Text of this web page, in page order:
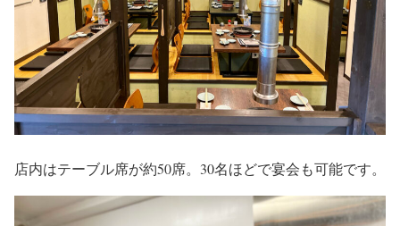
店内はテーブル席が約50席。30名ほどで宴会も可能です。